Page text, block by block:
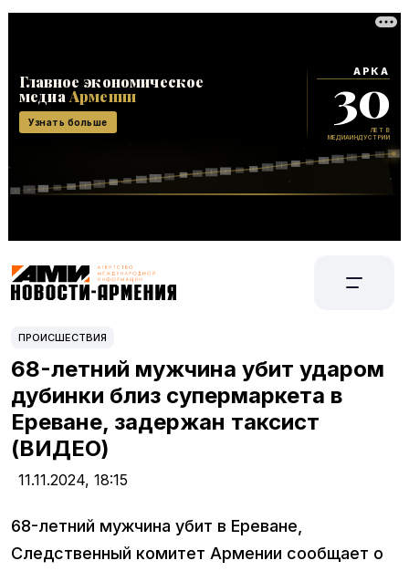
ПРОИСШЕСТВИЯ
68-летний мужчина убит ударом
дубинки близ супермаркета в
Ереване, задержан таксист
(ВИДЕО)
11.11.2024, 18:15
68-летний мужчина убит в Ереване,
Следственный комитет Армении сообщает о